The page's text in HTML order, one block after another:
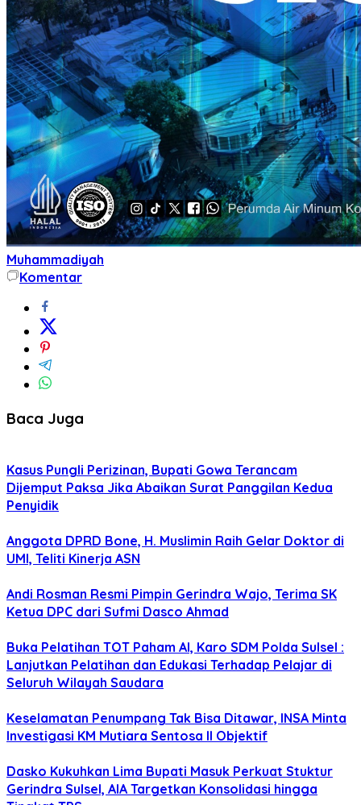
Muhammadiyah
Komentar
Baca Juga
Kasus Pungli Perizinan, Bupati Gowa Terancam
Dijemput Paksa Jika Abaikan Surat Panggilan Kedua
Penyidik
Anggota DPRD Bone, H. Muslimin Raih Gelar Doktor di
UMI, Teliti Kinerja ASN
Andi Rosman Resmi Pimpin Gerindra Wajo, Terima SK
Ketua DPC dari Sufmi Dasco Ahmad
Buka Pelatihan TOT Paham AI, Karo SDM Polda Sulsel :
Lanjutkan Pelatihan dan Edukasi Terhadap Pelajar di
Seluruh Wilayah Saudara
Keselamatan Penumpang Tak Bisa Ditawar, INSA Minta
Investigasi KM Mutiara Sentosa II Objektif
Dasko Kukuhkan Lima Bupati Masuk Perkuat Stuktur
Gerindra Sulsel, AIA Targetkan Konsolidasi hingga